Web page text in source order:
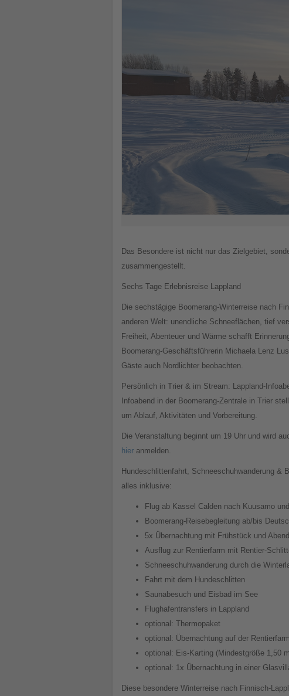
Das Besondere ist nicht nur das Zielgebiet,
zusammengestellt.
Sechs Tage Erlebnisreise Lappland
Die sechstägige Boomerang-Winterreise nach
anderen Welt: unendliche Schneeflächen, tief
Freiheit, Abenteuer und Wärme schafft
Boomerang-Geschäftsführerin Michaela Lenz
Gäste auch Nordlichter beobachten.
Persönlich in Trier & im Stream: Lappland-
Infoabend in der Boomerang-Zentrale in Trier
um Ablauf, Aktivitäten und Vorbereitung.
Die Veranstaltung beginnt um 19 Uhr und wird
hier anmelden.
Hundeschlittenfahrt, Schneeschuhwanderung &
alles inklusive:
Flug ab Kassel Calden nach Kuusamo
Boomerang-Reisebegleitung ab/bis
5x Übernachtung mit Frühstück und
Ausflug zur Rentierfarm mit Rentier-
Schneeschuhwanderung durch die
Fahrt mit dem Hundeschlitten
Saunabesuch und Eisbad im See
Flughafentransfers in Lappland
optional: Thermopaket
optional: Übernachtung auf der
optional: Eis-Karting (Mindestgröße 1,50
optional: 1x Übernachtung in einer
Diese besondere Winterreise nach Finnisch-